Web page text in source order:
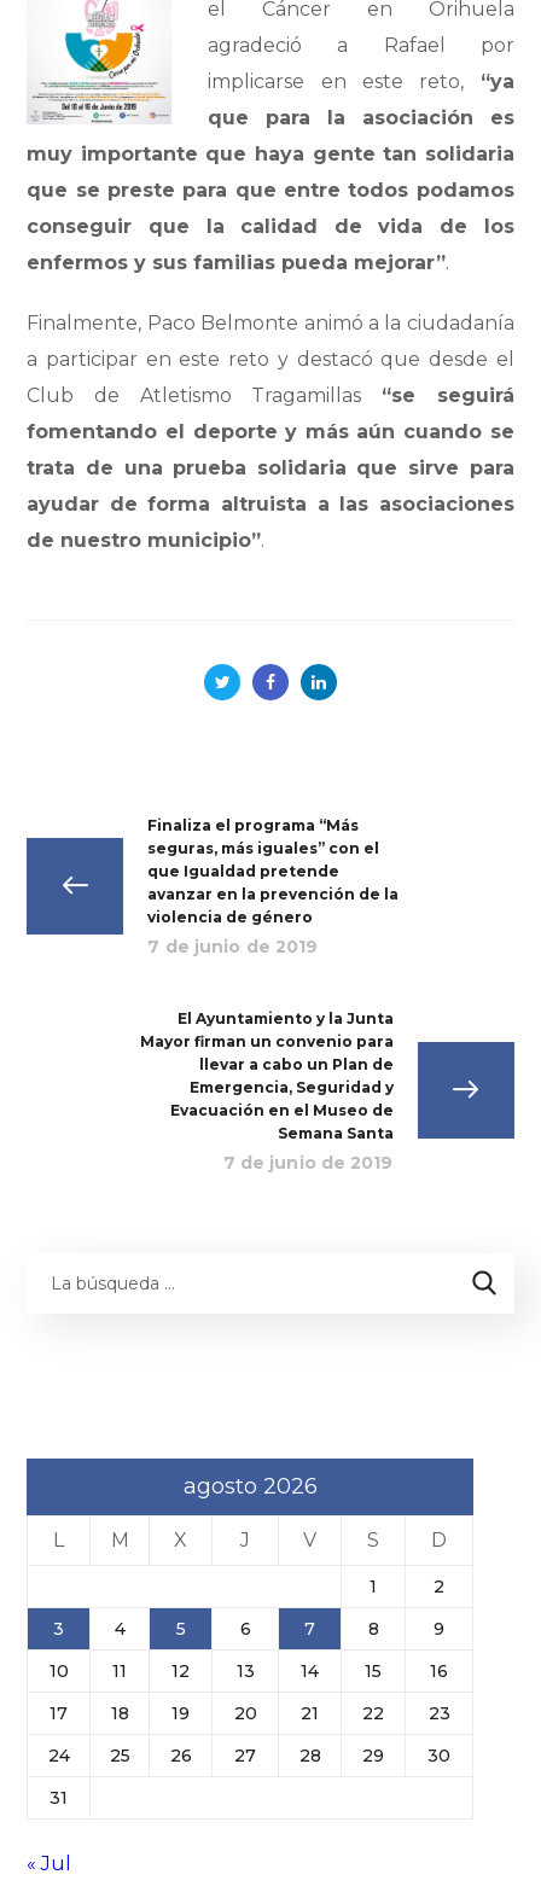
el Cáncer en Orihuela
agradeció a Rafael por
implicarse en este reto, “ya
que para la asociación es
muy importante que haya gente tan solidaria
que se preste para que entre todos podamos
conseguir que la calidad de vida de los
enfermos y sus familias pueda mejorar”.
Finalmente, Paco Belmonte animó a la ciudadanía
a participar en este reto y destacó que desde el
Club de Atletismo Tragamillas “se seguirá
fomentando el deporte y más aún cuando se
trata de una prueba solidaria que sirve para
ayudar de forma altruista a las asociaciones
de nuestro municipio”.
Finaliza el programa “Más
seguras, más iguales” con el
que Igualdad pretende
avanzar en la prevención de la
violencia de género
7 de junio de 2019
El Ayuntamiento y la Junta
Mayor firman un convenio para
llevar a cabo un Plan de
Emergencia, Seguridad y
Evacuación en el Museo de
Semana Santa
7 de junio de 2019
agosto 2026
L M X J V S D
1
2
3
4 5 6 7 8
9
10
11 12 13 14 15
16
17
18 19 20 21 22
23
24
25 26 27 28 29
30
31
« Jul